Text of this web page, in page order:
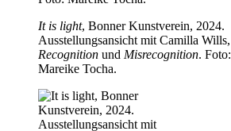
It is light, Bonner Kunstverein, 2024.
Ausstellungsansicht mit Camilla Wills,
Recognition und Misrecognition. Foto:
Mareike Tocha.